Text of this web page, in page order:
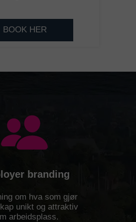
branding
om hva som gjør
unikt og attraktiv
arbeidsplass.
BOOK HER